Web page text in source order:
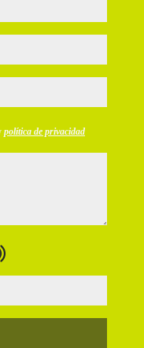
política de privacidad